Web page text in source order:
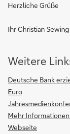
Herzliche Grüße
Ihr Christian Sewing
Weitere
Deutsche Bank
Euro
Mehr
Webseite